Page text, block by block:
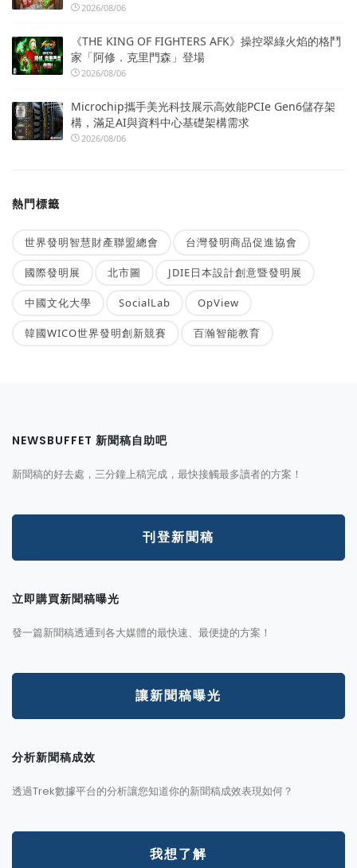
2026/08/06
《THE KING OF FIGHTERS AFK》操控翠綠火焰的格鬥
家「阿修．克里門森」登場
2026/08/06
Microchip攜手美光科技展示高效能PCIe Gen6儲存架
構，滿足AI與資料中心基礎架構需求
2026/08/06
熱門標籤
世界發明智慧財產聯盟總會 台灣發明商品促進協會
國際發明展 北市圖 JDIE日本設計創意暨發明展
中國文化大學 SocialLab OpView
韓國WICO世界發明創新競賽 百瀚智能教育
NEWSBUFFET 新聞稿自助吧
新聞稿的好去處，三分鐘上稿完成，最快接觸最多讀者的方案！
刊登新聞稿
立即購買新聞稿曝光
發一篇新聞稿透通到各大媒體的最快速、最便捷的方案！
讓新聞稿曝光
分析新聞稿成效
透過Trek數據平台的分析讓您知道你的新聞稿成效表現如何？
我想了解